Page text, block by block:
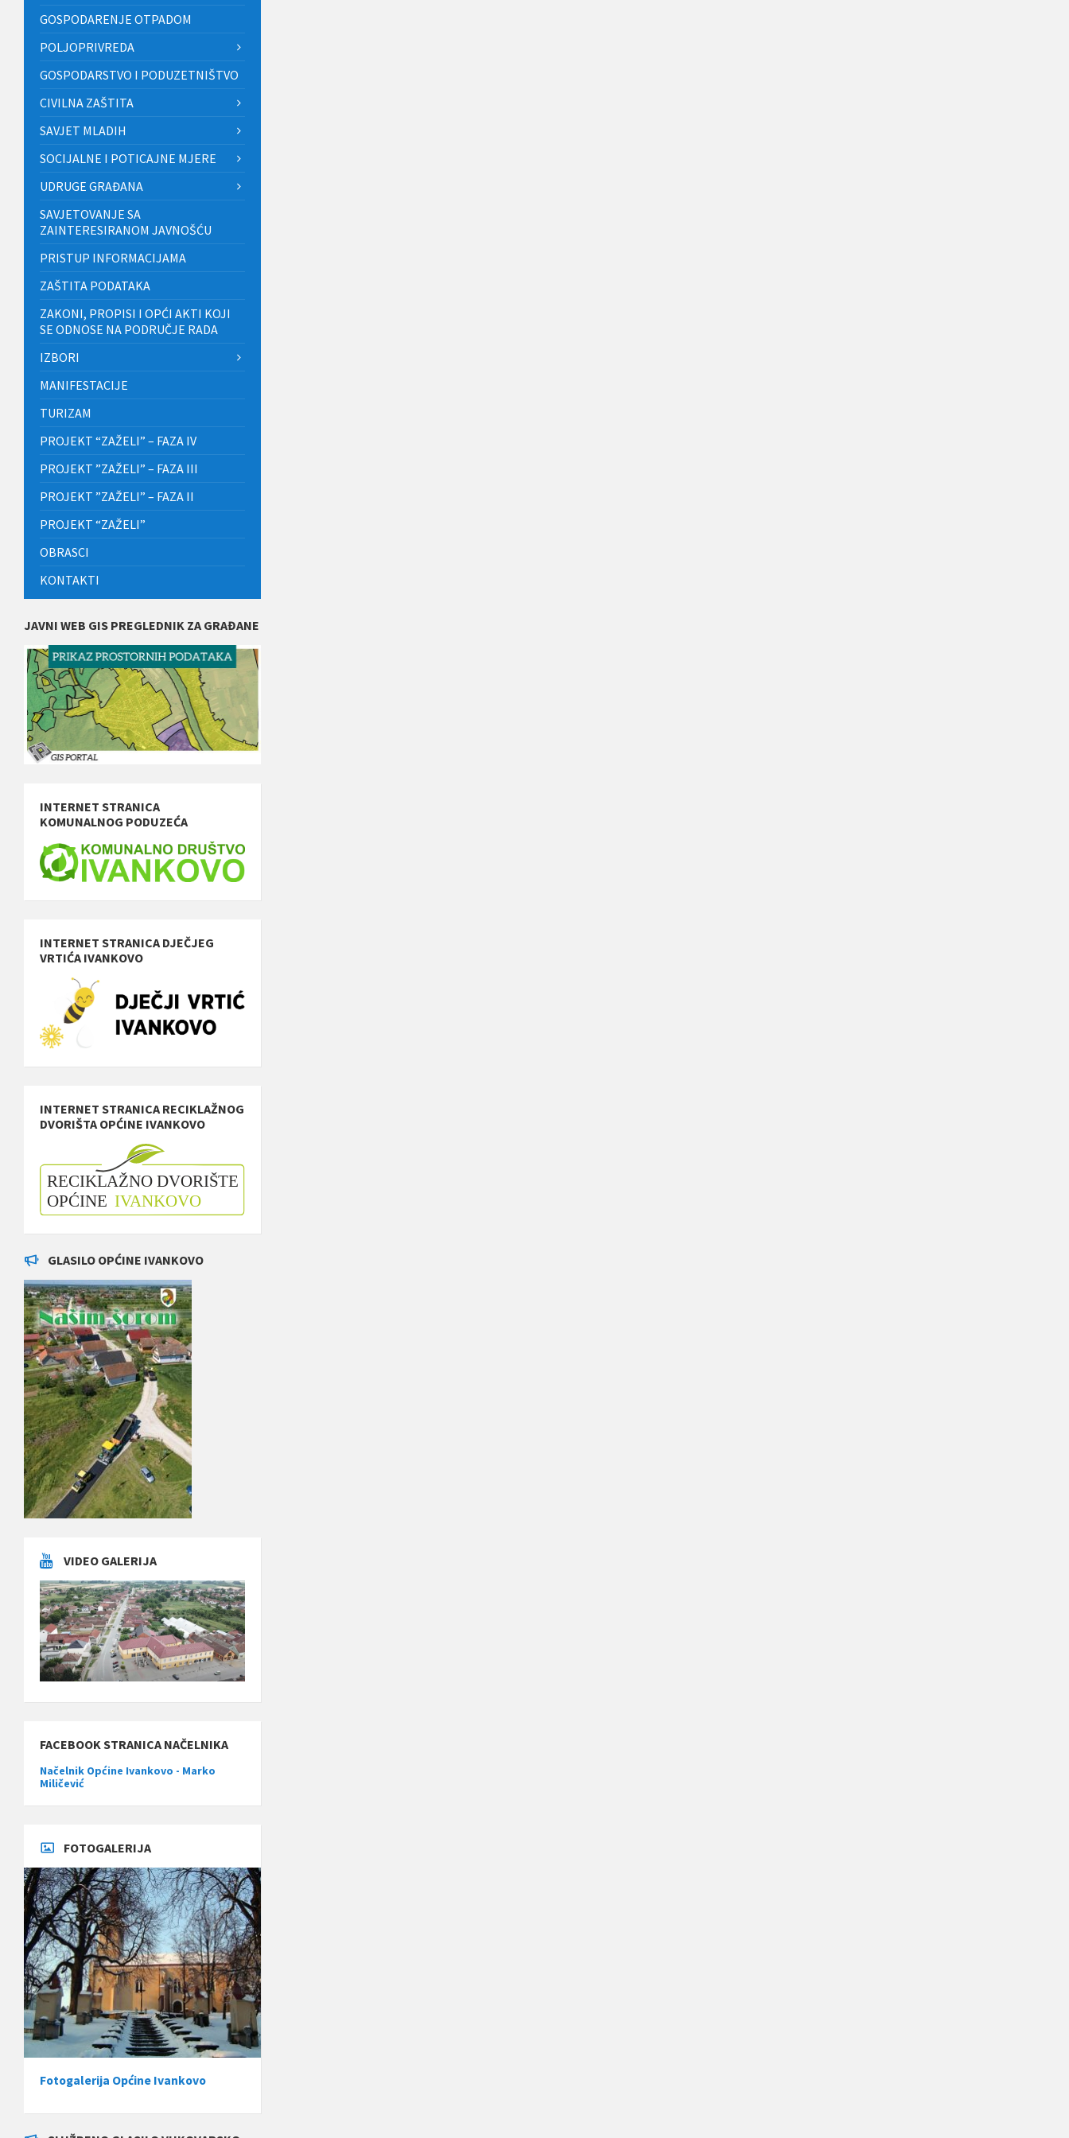
GOSPODARENJE OTPADOM
POLJOPRIVREDA
GOSPODARSTVO I PODUZETNIŠTVO
CIVILNA ZAŠTITA
SAVJET MLADIH
SOCIJALNE I POTICAJNE MJERE
UDRUGE GRAĐANA
SAVJETOVANJE SA
ZAINTERESIRANOM JAVNOŠĆU
PRISTUP INFORMACIJAMA
ZAŠTITA PODATAKA
ZAKONI, PROPISI I OPĆI AKTI KOJI
SE ODNOSE NA PODRUČJE RADA
IZBORI
MANIFESTACIJE
TURIZAM
PROJEKT “ZAŽELI” – FAZA IV
PROJEKT ”ZAŽELI” – FAZA III
PROJEKT ”ZAŽELI” – FAZA II
PROJEKT “ZAŽELI”
OBRASCI
KONTAKTI
JAVNI WEB GIS PREGLEDNIK ZA GRAĐANE
INTERNET STRANICA
KOMUNALNOG PODUZEĆA
INTERNET STRANICA DJEČJEG
VRTIĆA IVANKOVO
INTERNET STRANICA RECIKLAŽNOG
DVORIŠTA OPĆINE IVANKOVO
GLASILO OPĆINE IVANKOVO
VIDEO GALERIJA
FACEBOOK STRANICA NAČELNIKA
Načelnik Općine Ivankovo - Marko
Miličević
FOTOGALERIJA
Fotogalerija Općine Ivankovo